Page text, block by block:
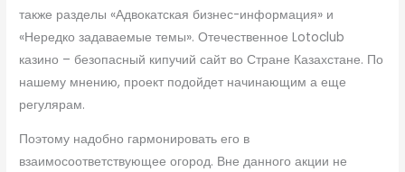
также разделы «Адвокатская бизнес-информация» и
«Нередко задаваемые темы». Отечественное Lotoclub
казино – безопасный кипучий сайт во Стране Казахстане. По
нашему мнению, проект подойдет начинающим а еще
регулярам.
Поэтому надобно гармонировать его в
взаимосоответствующее огород. Вне данного акции не